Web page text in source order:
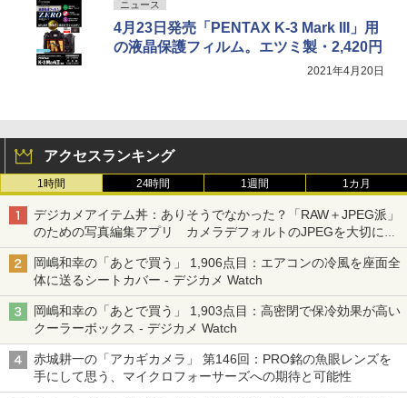
ニュース
4月23日発売「PENTAX K-3 Mark III」用
の液晶保護フィルム。エツミ製・2,420円
2021年4月20日
アクセスランキング
1時間 24時間 1週間 1カ月
デジカメアイテム丼：ありそうでなかった？「RAW＋JPEG派」
のための写真編集アプリ カメラデフォルトのJPEGを大切にす
る「Filmator」
岡嶋和幸の「あとで買う」 1,906点目：エアコンの冷風を座面全
体に送るシートカバー - デジカメ Watch
岡嶋和幸の「あとで買う」 1,903点目：高密閉で保冷効果が高い
クーラーボックス - デジカメ Watch
赤城耕一の「アカギカメラ」 第146回：PRO銘の魚眼レンズを
手にして思う、マイクロフォーサーズへの期待と可能性